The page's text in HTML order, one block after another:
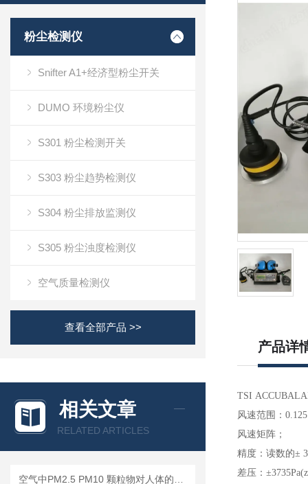
粉尘检测仪
Snifter A1+经济型粉尘开关
DUMO 环境粉尘仪
S301 粉尘检测开关
S303 粉尘趋势检测仪
S304 粉尘排放监测仪
S305 粉尘浊度检测仪
空气质量检测仪
查看全部产品 >>
相关文章
RELATED ARTICLES
产品详
TSI
风速范围： 0.125
风速矩阵；
精度：读数的±
差压：±3735Pa(